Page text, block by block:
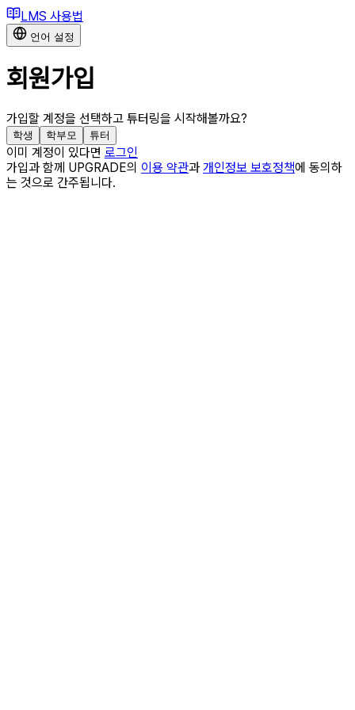
LMS 사용법
언어 설정
회원가입
가입할 계정을 선택하고 튜터링을 시작해볼까요?
학생 학부모 튜터
이미 계정이 있다면 로그인
가입과 함께 UPGRADE의 이용 약관과 개인정보 보호정책에 동의하
는 것으로 간주됩니다.